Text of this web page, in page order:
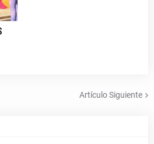
Artículo Siguiente